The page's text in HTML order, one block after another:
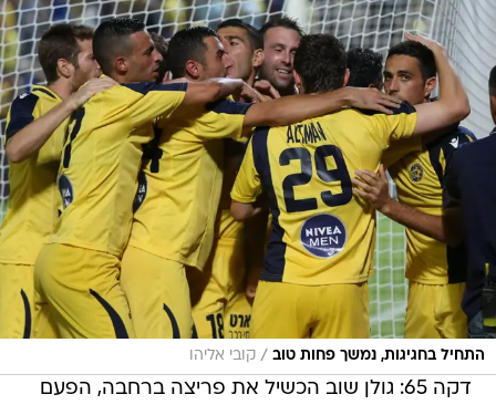
התחיל בחגיגות, נמשך פחות טוב / קובי אליהו
דקה 65: גולן שוב הכשיל את פריצה ברחבה, הפעם